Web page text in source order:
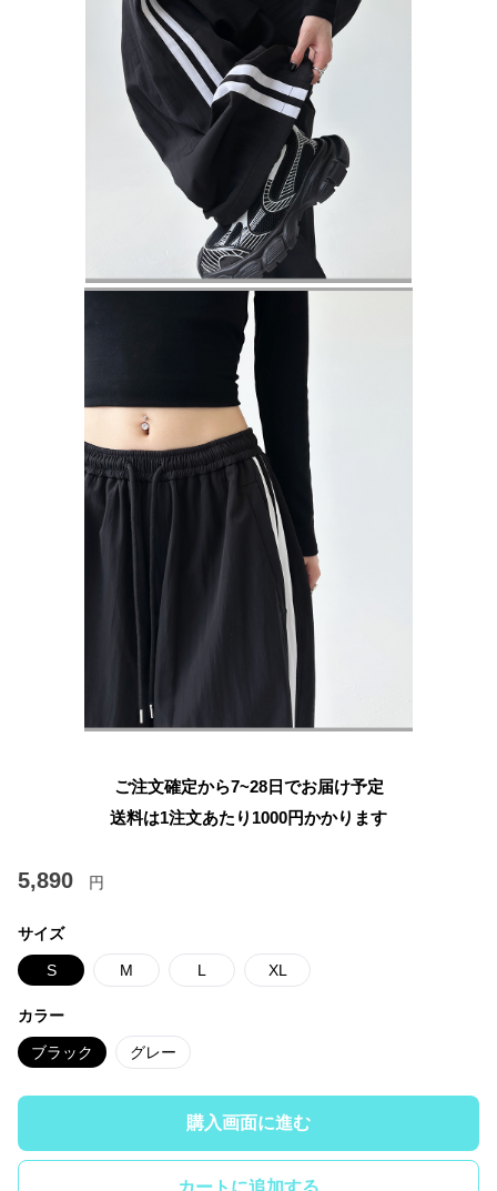
ご注文確定から7~28日でお届け予定
送料は1注文あたり 1000円かかります
5,890 円
サイズ
S M L XL
カラー
ブラック グレー
購入画面に進む
カートに追加する